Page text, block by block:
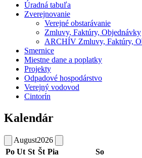
Úradná tabuľa
Zverejnovanie
Verejné obstarávanie
Zmluvy, Faktúry, Objednávky
ARCHÍV Zmluvy, Faktúry,
Smernice
Miestne dane a poplatky
Projekty
Odpadové hospodárstvo
Verejný vodovod
Cintorín
Kalendár
August2026
Po Ut St Št Pia So